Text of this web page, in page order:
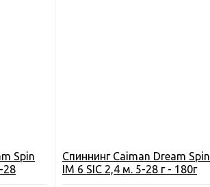
Spin
28
Спиннинг Caiman Dream Spin
IM 6 SIC 2,4 м. 5-28 г - 180г